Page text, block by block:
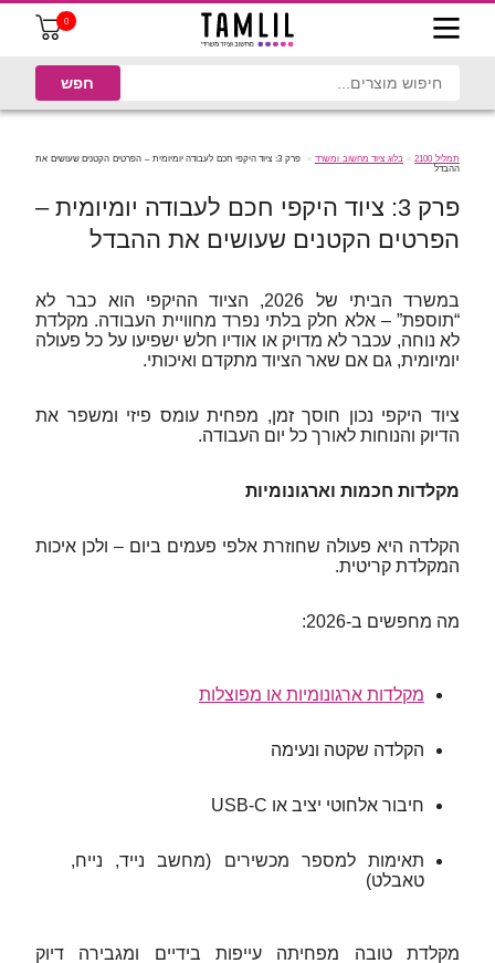
0
תמליל 2100 בלוג ציוד מחשוב ומשרד
פרק 3: ציוד היקפי חכם לעבודה יומיומית – הפרטים הקטנים שעושים את
ההבדל
פרק 3: ציוד היקפי חכם לעבודה יומיומית –
הפרטים הקטנים שעושים את ההבדל
במשרד הביתי של 2026, הציוד ההיקפי הוא כבר לא
“תוספת” – אלא חלק בלתי נפרד מחוויית העבודה. מקלדת
לא נוחה, עכבר לא מדויק או אודיו חלש ישפיעו על כל פעולה
יומיומית, גם אם שאר הציוד מתקדם ואיכותי.
ציוד היקפי נכון חוסך זמן, מפחית עומס פיזי ומשפר את
הדיוק והנוחות לאורך כל יום העבודה.
מקלדות חכמות וארגונומיות
הקלדה היא פעולה שחוזרת אלפי פעמים ביום – ולכן איכות
המקלדת קריטית.
מה מחפשים ב-2026:
מקלדות ארגונומיות או מפוצלות
הקלדה שקטה ונעימה
חיבור אלחוטי יציב או USB-C
תאימות למספר מכשירים (מחשב נייד, נייח,
טאבלט)
מקלדת טובה מפחיתה עייפות בידיים ומגבירה דיוק